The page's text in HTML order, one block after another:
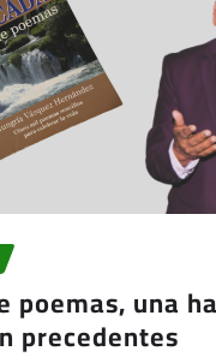
poemas, una
precedentes